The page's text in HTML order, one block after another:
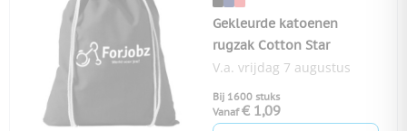
Gekleurde katoenen
rugzak Cotton Star
V.a. vrijdag 7 augustus
Bij 1600 stuks
Vanaf € 1,09